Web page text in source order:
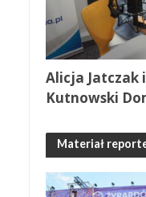
Alicja Jatczak
Kutnowski
Materiał